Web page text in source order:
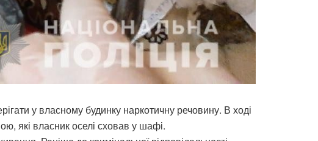
у власному будинку наркотичну речовину. В ході
які власник оселі сховав у шафі.